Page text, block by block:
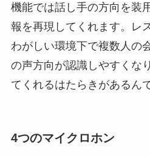
機能では話し手の方向を装
報を再現してくれます。レ
わがしい環境下で複数人の
の声方向が認識しやすくな
てくれるはたらきがあるん
4つのマイクロホン